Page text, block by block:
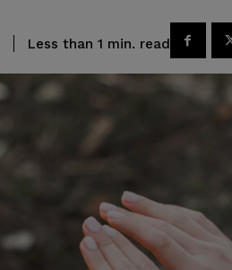
Less than 1 min. read